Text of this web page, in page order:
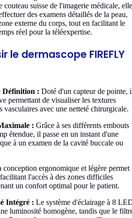
suisse de l'imagerie médicale, elle
des examens détaillés de la peau,
externe du corps, tout en facilitant le
réel pour la téléexpertise.
le dermascope FIREFLY
Définition : Doté d'un capteur de pointe,
permettant de visualiser les textures
vasculaires avec une netteté chirurgicale.
: Grâce à ses différents embouts
étendue, il passe en un instant d'une
à un examen de la cavité buccale ou
conception ergonomique et légère permet
l'accès à des zones difficiles
un confort optimal pour le patient.
Intégré : Le système d'éclairage à 8
luminosité homogène, tandis que le